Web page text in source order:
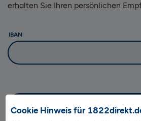
Cookie Hinweis für
erhalten Sie Ihren persönlichen
IBAN
Senden